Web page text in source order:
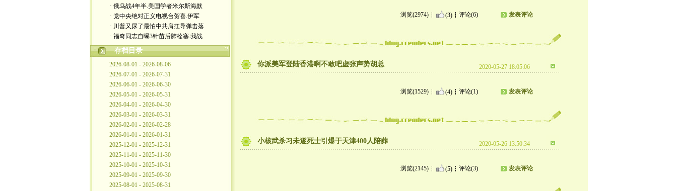
· 俄乌战4年半.美国学者米尔斯海默
· 党中央绝对正义电视台贺喜.伊军
· 川普又尿了最怕中共肩扛导弹击落
· 福奇同志自曝3针苗后肺栓塞.我战
存档目录
2026-08-01 - 2026-08-06
2026-07-01 - 2026-07-31
2026-06-01 - 2026-06-30
2026-05-01 - 2026-05-31
2026-04-01 - 2026-04-30
2026-03-01 - 2026-03-31
2026-02-01 - 2026-02-28
2026-01-01 - 2026-01-31
2025-12-01 - 2025-12-31
2025-11-01 - 2025-11-30
2025-10-01 - 2025-10-31
2025-09-01 - 2025-09-30
2025-08-01 - 2025-08-31
浏览(2974) (3) 评论(6) 发表评论
你派美军登陆香港啊不敢吧虚张声势胡总 2020-05-27 18:05:06
浏览(1529) (4) 评论(1) 发表评论
小核武杀习未遂死士引爆于天津400人陪葬 2020-05-26 13:50:34
浏览(2145) (5) 评论(3) 发表评论